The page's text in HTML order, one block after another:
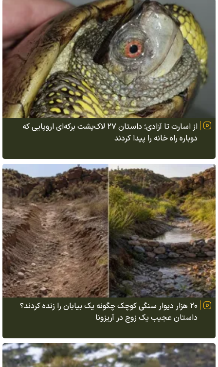
از اسارت تا آزادی؛ داستان ۲۷ لاک‌پشت برکه‌ای اروپایی که
دوباره راه خانه را پیدا کردند
۲۰ هزار دیوار سنگی کوچک چگونه یک بیابان را زنده کردند؟
داستان عجیب یک زوج در آریزونا